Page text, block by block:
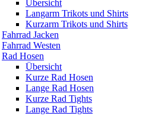
Übersicht
Langarm Trikots und Shirts
Kurzarm Trikots und Shirts
Fahrrad Jacken
Fahrrad Westen
Rad Hosen
Übersicht
Kurze Rad Hosen
Lange Rad Hosen
Kurze Rad Tights
Lange Rad Tights